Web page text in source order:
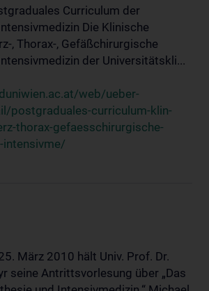
Curriculum der
Die Klinische
, Thorax-, Gefäßchirurgische
der Universitätskli...
web/ueber-
postgraduales-curriculum-klin-
thorax-gefaesschirurgische-
intensivme/
März 2010 hält Univ. Prof. Dr.
seine Antrittsvorlesung über „Das